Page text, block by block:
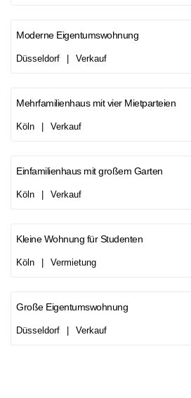
Moderne Eigentumswohnung
Düsseldorf Verkauf
Mehrfamilienhaus mit vier Mietparteien
Köln Verkauf
Einfamilienhaus mit großem Garten
Köln Verkauf
Kleine Wohnung für Studenten
Köln Vermietung
Große Eigentumswohnung
Düsseldorf Verkauf